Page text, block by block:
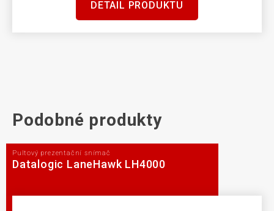
DETAIL PRODUKTU
Podobné produkty
Pultový prezentační snímač
Datalogic LaneHawk LH4000